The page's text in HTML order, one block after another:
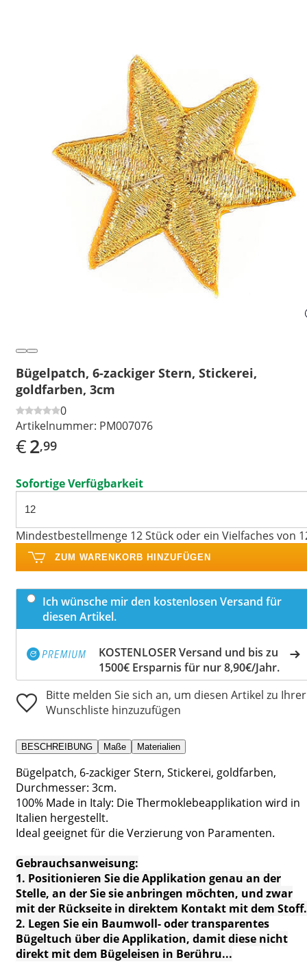
Bügelpatch, 6-zackiger Stern, Stickerei,
goldfarben, 3cm
0
Artikelnummer: PM007076
€2,99
Sofortige Verfügbarkeit
Mindestbestellmenge 12 Stück oder ein Vielfaches von
ZUM WARENKORB HINZUFÜGEN
Ich wünsche mir den kostenlosen Versand für
diesen Artikel.
KOSTENLOSER Versand und bis zu
1500€ Ersparnis für nur 8,90€/Jahr.
Bitte melden Sie sich an, um diesen Artikel zu Ihrer
Wunschliste hinzuzufügen
BESCHREIBUNG Maße Materialien
Bügelpatch, 6-zackiger Stern, Stickerei, goldfarben,
Durchmesser: 3cm.
100% Made in Italy: Die Thermoklebeapplikation wird in
Italien hergestellt.
Ideal geeignet für die Verzierung von Paramenten.
Gebrauchsanweisung:
1. Positionieren Sie die Applikation genau an der
Stelle, an der Sie sie anbringen möchten, und zwar
mit der Rückseite in direktem Kontakt mit dem Stoff.
2. Legen Sie ein Baumwoll- oder transparentes
Bügeltuch über die Applikation, damit diese nicht
direkt mit dem Bügeleisen in Berühru...